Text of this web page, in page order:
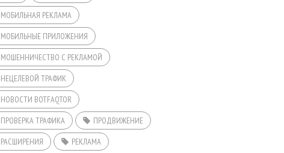
МОБИЛЬНАЯ РЕКЛАМА
МОБИЛЬНЫЕ ПРИЛОЖЕНИЯ
МОШЕННИЧЕСТВО С РЕКЛАМОЙ
НЕЦЕЛЕВОЙ ТРАФИК
НОВОСТИ BOTFAQTOR
ПРОВЕРКА ТРАФИКА
ПРОДВИЖЕНИЕ
РАСШИРЕНИЯ
РЕКЛАМА